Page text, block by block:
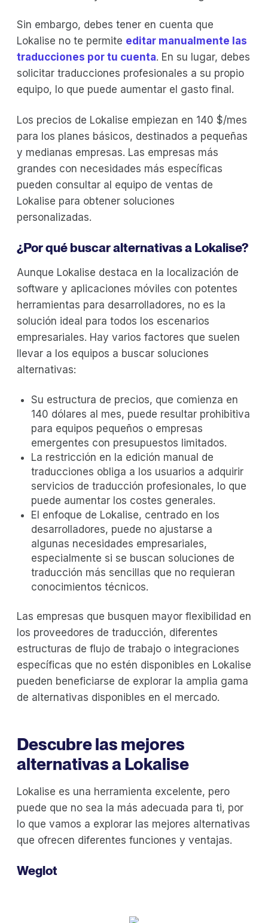
Sin embargo, debes tener en cuenta que
Lokalise no te permite editar manualmente las
traducciones por tu cuenta. En su lugar, debes
solicitar traducciones profesionales a su propio
equipo, lo que puede aumentar el gasto final.
Los precios de Lokalise empiezan en 140 $/mes
para los planes básicos, destinados a pequeñas
y medianas empresas. Las empresas más
grandes con necesidades más específicas
pueden consultar al equipo de ventas de
Lokalise para obtener soluciones
personalizadas.
¿Por qué buscar alternativas a Lokalise?
Aunque Lokalise destaca en la localización de
software y aplicaciones móviles con potentes
herramientas para desarrolladores, no es la
solución ideal para todos los escenarios
empresariales. Hay varios factores que suelen
llevar a los equipos a buscar soluciones
alternativas:
Su estructura de precios, que comienza en
140 dólares al mes, puede resultar prohibitiva
para equipos pequeños o empresas
emergentes con presupuestos limitados.
La restricción en la edición manual de
traducciones obliga a los usuarios a adquirir
servicios de traducción profesionales, lo que
puede aumentar los costes generales.
El enfoque de Lokalise, centrado en los
desarrolladores, puede no ajustarse a
algunas necesidades empresariales,
especialmente si se buscan soluciones de
traducción más sencillas que no requieran
conocimientos técnicos.
Las empresas que busquen mayor flexibilidad en
los proveedores de traducción, diferentes
estructuras de flujo de trabajo o integraciones
específicas que no estén disponibles en Lokalise
pueden beneficiarse de explorar la amplia gama
de alternativas disponibles en el mercado.
Descubre las mejores
alternativas a Lokalise
Lokalise es una herramienta excelente, pero
puede que no sea la más adecuada para ti, por
lo que vamos a explorar las mejores alternativas
que ofrecen diferentes funciones y ventajas.
Weglot